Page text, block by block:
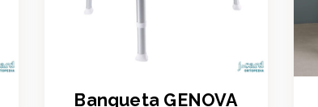
Banqueta GENOVA